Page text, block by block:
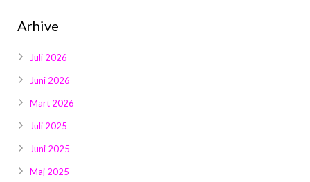
Galerija 2025
Arhive
Juli 2026
Juni 2026
Mart 2026
Juli 2025
Juni 2025
Maj 2025